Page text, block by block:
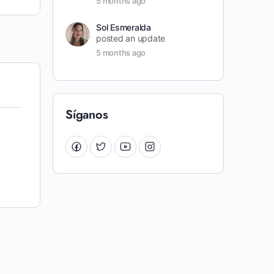
Sol Esmeralda
posted an update
5 months ago
Síganos